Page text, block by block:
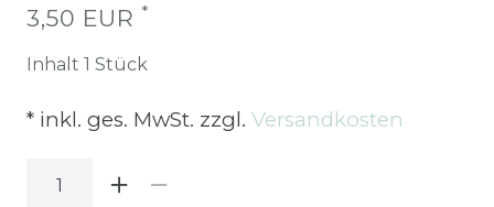
3,50 EUR *
Inhalt 1 Stück
* inkl. ges. MwSt. zzgl. Versandkosten